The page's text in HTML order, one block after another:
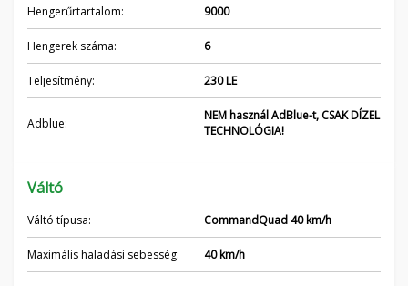
Hengerűrtartalom: 9000
Hengerek száma: 6
Teljesítmény: 230 LE
Adblue:
NEM használ AdBlue-t, CSAK DÍZEL
TECHNOLÓGIA!
Váltó
Váltó típusa: CommandQuad 40 km/h
Maximális haladási sebesség: 40 km/h